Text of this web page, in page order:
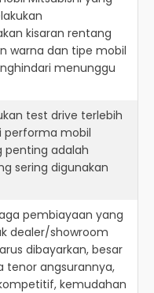
kisaran rentang
warna dan tipe mobil
menunggu
test drive terlebih
performa mobil
penting adalah
sering digunakan
pembiayaan yang
dealer/showroom
dibayarkan, besar
tenor angsurannya,
kemudahan